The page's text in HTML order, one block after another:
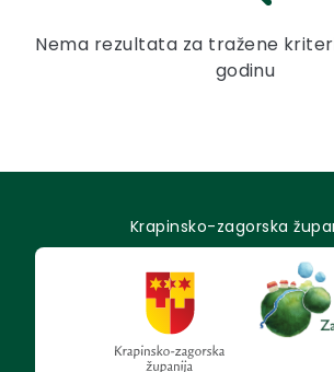
Nema rezultata za tražene
godinu
Krapinsko-zagorska